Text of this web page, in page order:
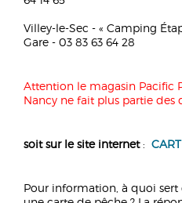
Villey-le-Sec - « Camping
Gare - 03 83 63 64 28
Attention le magasin Pacific
Nancy ne fait plus partie des
soit sur le site internet:
Pour information, à quoi